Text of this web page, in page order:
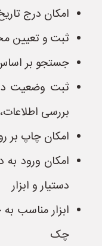
امکان درج تاریخ
ثبت و تعیین
جستجو بر اساس
ثبت وضعیت
بررسی
امکان چاپ بر
امکان ورود به
دستیار و ابزار
ابزار مناسب به
چک